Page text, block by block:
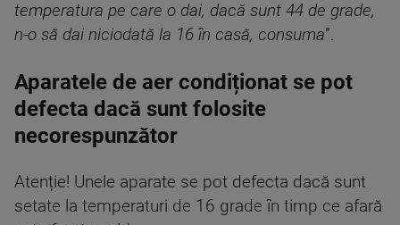
temperatura pe care o dai, dacă sunt 44 de grade,
n-o să dai niciodată la 16 în casă, consuma”.
Aparatele de aer condiționat se pot
defecta dacă sunt folosite
necorespunzător
Atenție! Unele aparate se pot defecta dacă sunt
setate la temperaturi de 16 grade în timp ce afară